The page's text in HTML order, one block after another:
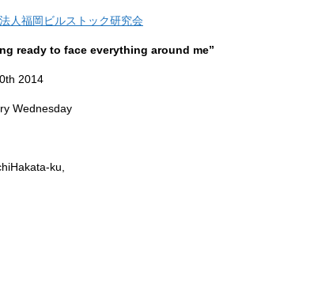
人福岡ビルストック研究会
ready to face everything around me”
2014
Wednesday
ku,